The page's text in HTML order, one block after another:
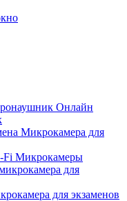
Онлайн
Микрокамера для
Fi Микрокамеры
для экзаменов